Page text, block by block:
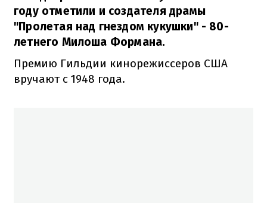
году отметили и создателя драмы
"Пролетая над гнездом кукушки" - 80-
летнего Милоша Формана.
Премию Гильдии кинорежиссеров США
вручают с 1948 года.